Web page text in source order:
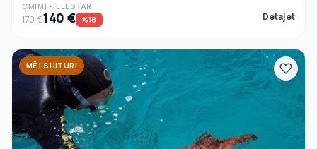
ÇMIMI FILLESTAR
170 €140 € %18 Detajet
MË I SHITURI